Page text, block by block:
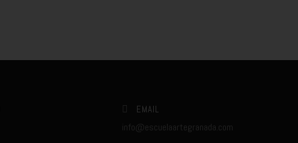
EMAIL
info@escuelaartegranada.com